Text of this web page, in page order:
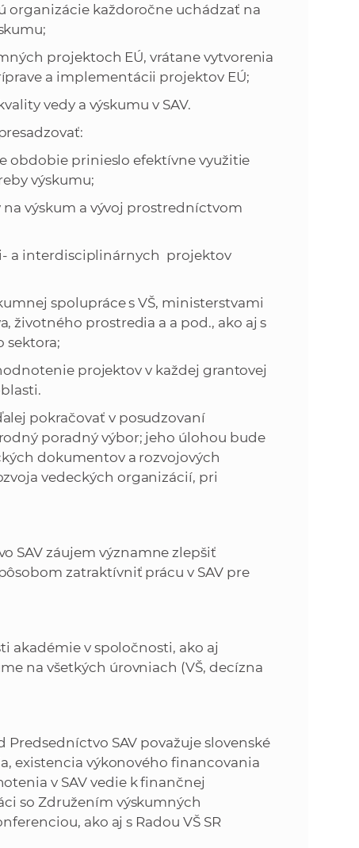
organizácie každoročne uchádzať na
projektoch EÚ, vrátane vytvorenia
a implementácii projektov EÚ;
vedy a výskumu v SAV.
prinieslo efektívne využitie
výskumu;
výskum a vývoj prostredníctvom
a interdisciplinárnych projektov
spolupráce s VŠ, ministerstvami
životného prostredia a a pod., ako aj s
sektora;
projektov v každej grantovej
pokračovať v posudzovaní
poradný výbor; jeho úlohou bude
dokumentov a rozvojových
vedeckých organizácií, pri
SAV záujem významne zlepšiť
zatraktívniť prácu v SAV pre
akadémie v spoločnosti, ako aj
na všetkých úrovniach (VŠ, decízna
SAV považuje slovenské
existencia výkonového financovania
v SAV vedie k finančnej
so Združením výskumných
ako aj s Radou VŠ SR